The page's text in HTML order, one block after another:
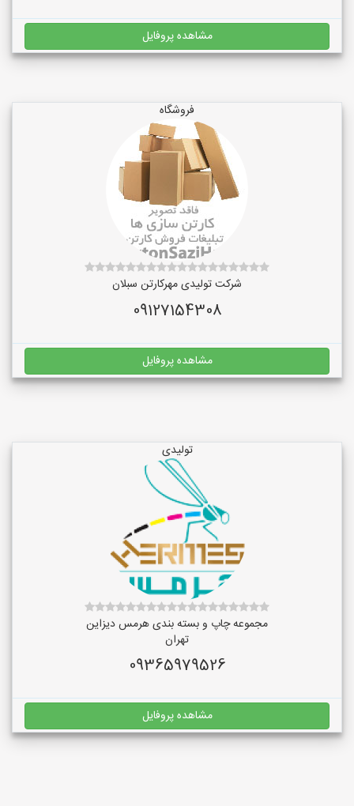
مشاهده پروفایل
فروشگاه
شرکت تولیدی مهرکارتن سبلان
09127154308
مشاهده پروفایل
تولیدی
مجموعه چاپ و بسته بندی هرمس دیزاین
تهران
09365979526
مشاهده پروفایل